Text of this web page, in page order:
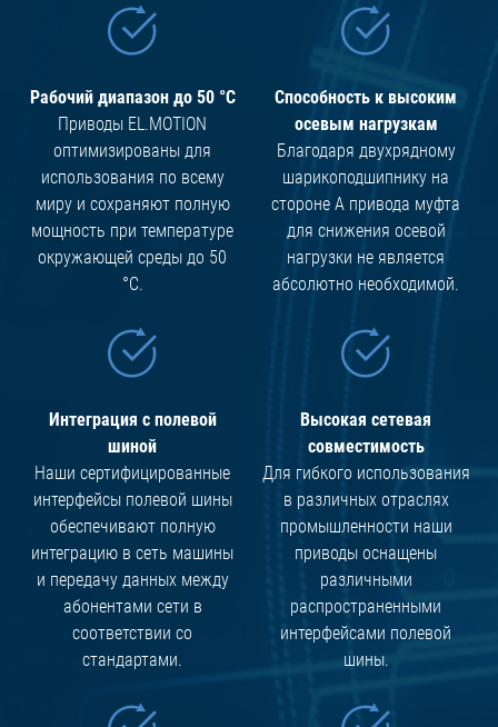
Рабочий диапазон до 50 °C
Приводы EL.MOTION
оптимизированы для
использования по всему
миру и сохраняют полную
мощность при температуре
окружающей среды до 50
°C.
Способность к высоким
осевым нагрузкам
Благодаря двухрядному
шарикоподшипнику на
стороне А привода муфта
для снижения осевой
нагрузки не является
абсолютно необходимой.
Интеграция с полевой
шиной
Наши сертифицированные
интерфейсы полевой шины
обеспечивают полную
интеграцию в сеть машины
и передачу данных между
абонентами сети в
соответствии со
стандартами.
Высокая сетевая
совместимость
Для гибкого использования
в различных отраслях
промышленности наши
приводы оснащены
различными
распространенными
интерфейсами полевой
шины.